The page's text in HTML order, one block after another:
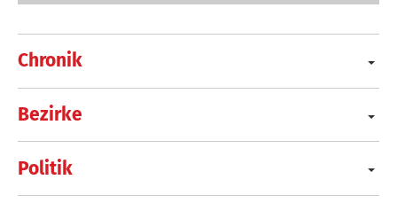
Chronik
Bezirke
Politik